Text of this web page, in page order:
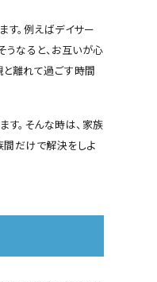
す。例えばデイサー
うなると、お互いが心
離れて過ごす時間
す。そんな時は、家族
間だけで解決をしよ